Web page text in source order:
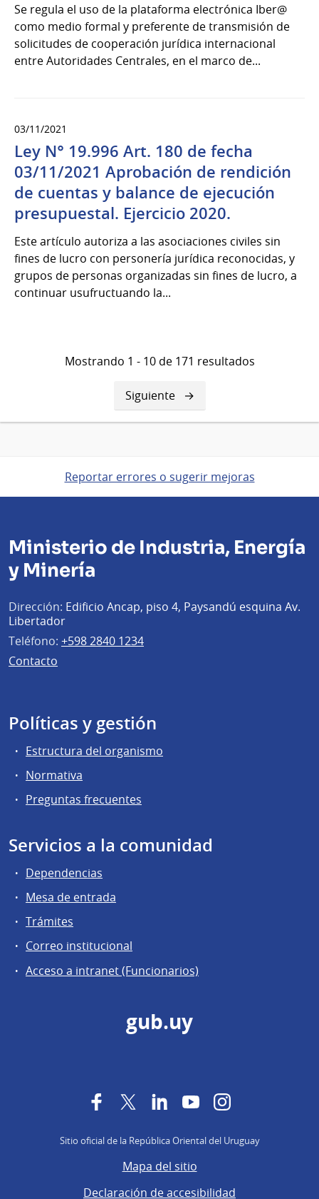
Se regula el uso de la plataforma electrónica Iber@
como medio formal y preferente de transmisión de
solicitudes de cooperación jurídica internacional
entre Autoridades Centrales, en el marco de...
03/11/2021
Ley N° 19.996 Art. 180 de fecha
03/11/2021 Aprobación de rendición
de cuentas y balance de ejecución
presupuestal. Ejercicio 2020.
Este artículo autoriza a las asociaciones civiles sin
fines de lucro con personería jurídica reconocidas, y
grupos de personas organizadas sin fines de lucro, a
continuar usufructuando la...
Mostrando 1 - 10 de 171 resultados
Siguiente
página
Siguiente
Reportar errores o sugerir mejoras
Ministerio de Industria, Energía
y Minería
Dirección: Edificio Ancap, piso 4, Paysandú esquina Av.
Libertador
Teléfono: +598 2840 1234
Contacto
Políticas y gestión
Estructura del organismo
Normativa
Preguntas frecuentes
Servicios a la comunidad
Dependencias
Mesa de entrada
Trámites
Correo institucional
Acceso a intranet (Funcionarios)
gub.uy
FacebookTwitter LinkedInYouTubeInstagram
Sitio oficial de la República Oriental del Uruguay
Mapa del sitio
Declaración de accesibilidad